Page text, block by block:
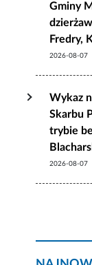
Gminy
Fredry,
2026-08-07
Wykaz
Skarbu
trybie
2026-08-07